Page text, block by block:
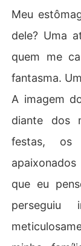
Meu
dele? Uma
quem me
fantasma.
A imagem
diante dos
festas, os
que eu
perseguiu